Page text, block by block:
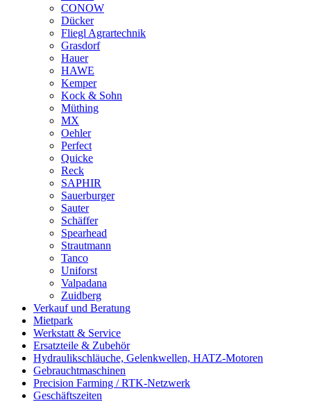
CONOW
Dücker
Fliegl Agrartechnik
Grasdorf
Hauer
HAWE
Kemper
Kock & Sohn
Müthing
MX
Oehler
Perfect
Quicke
Reck
SAPHIR
Sauerburger
Sauter
Schäffer
Spearhead
Strautmann
Tanco
Uniforst
Valpadana
Zuidberg
Verkauf und Beratung
Mietpark
Werkstatt & Service
Ersatzteile & Zubehör
Hydraulikschläuche, Gelenkwellen, HATZ-Motoren
Gebrauchtmaschinen
Precision Farming / RTK-Netzwerk
Geschäftszeiten